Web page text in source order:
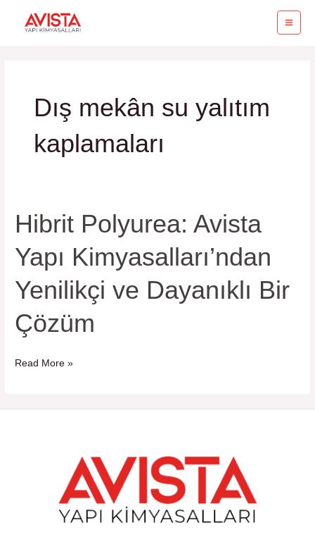
Dış mekân su yalıtım
kaplamaları
Hibrit Polyurea: Avista
Yapı Kimyasalları’ndan
Yenilikçi ve Dayanıklı Bir
Çözüm
Hibrit
Polyurea:
Avista
Yapı
Kimyasalları’ndan
ve
Dayanıklı
Read More »